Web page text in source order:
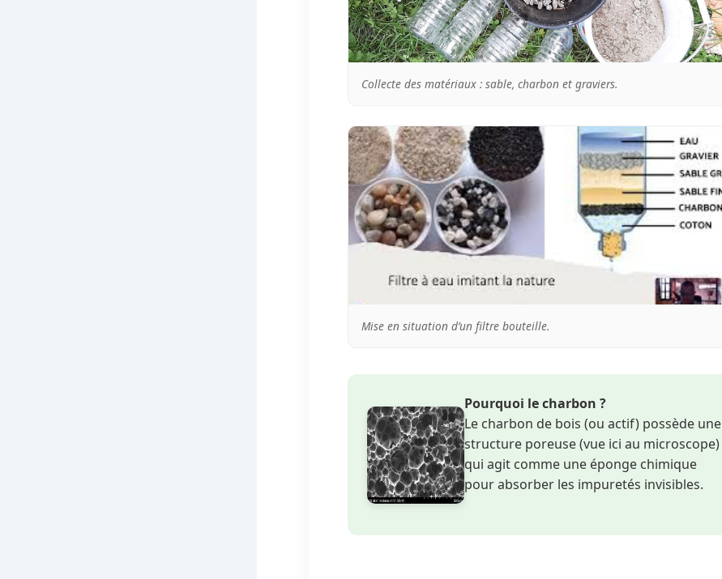
Collecte des matériaux : sable, charbon et graviers.
Mise en situation d’un filtre bouteille.
Pourquoi le charbon ?
Le charbon de bois (ou actif) possède une
structure poreuse (vue ici au microscope)
qui agit comme une éponge chimique
pour absorber les impuretés invisibles.